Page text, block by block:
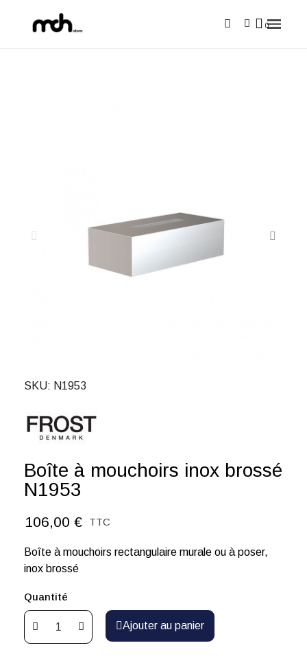
SKU N1953
Boîte à mouchoirs inox brossé
N1953
106,00 € TTC
Boîte à mouchoirs rectangulaire murale ou à poser,
inox brossé
Quantité
Ajouter au panier